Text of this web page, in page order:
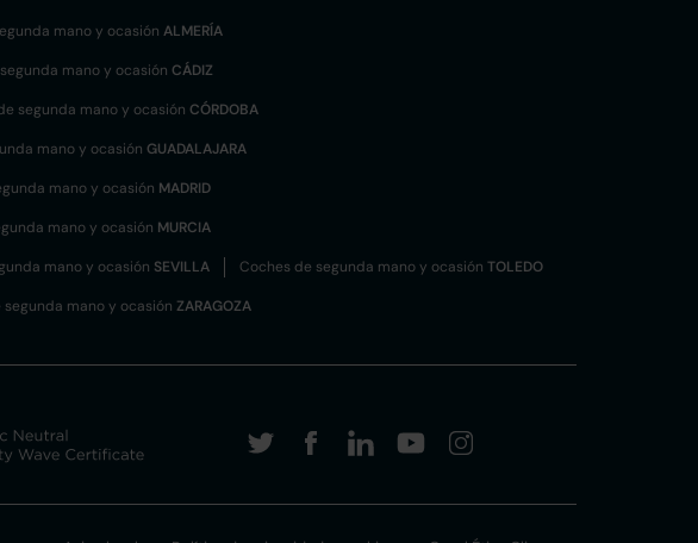
mano y ocasión ALMERÍA
mano y ocasión CÁDIZ
segunda mano y ocasión CÓRDOBA
mano y ocasión GUADALAJARA
mano y ocasión MADRID
mano y ocasión MURCIA
mano y ocasión SEVILLA Coches de segunda mano y ocasión TOLEDO
mano y ocasión ZARAGOZA